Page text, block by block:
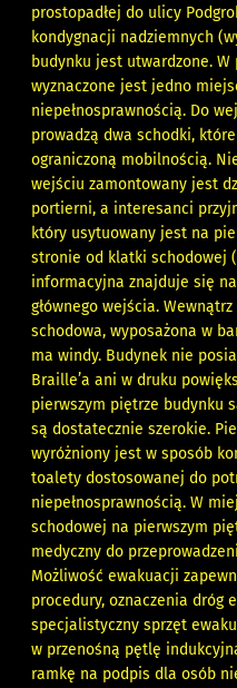
prostopadłej do ulicy
kondygnacji nadziemnych
budynku jest utwardzone. W
wyznaczone jest jedno
niepełnosprawnością. Do
prowadzą dwa schodki,
ograniczoną mobilnością.
wejściu zamontowany jest
portierni, a interesanci
który usytuowany jest na
stronie od klatki schodowej
informacyjna znajduje się
głównego wejścia.
schodowa, wyposażona w
ma windy. Budynek nie
Braille’a ani w druku
pierwszym piętrze budynku
są dostatecznie szerokie.
wyróżniony jest w sposób
toalety dostosowanej do
niepełnosprawnością. W
schodowej na pierwszym
medyczny do
Możliwość ewakuacji
procedury, oznaczenia dróg
specjalistyczny sprzęt
w przenośną pętlę
ramkę na podpis dla osób